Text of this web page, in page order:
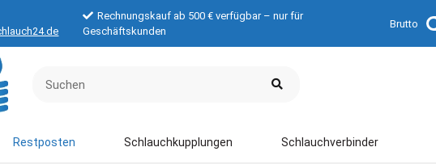
Rechnungskauf ab 500 € verfügbar – nur für
Geschäftskunden
Brutto
Restposten Schlauchkupplungen Schlauchverbinder